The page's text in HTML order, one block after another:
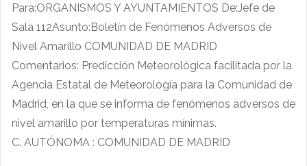
Para:ORGANISMOS Y AYUNTAMIENTOS De:Jefe de
Sala 112Asunto:Boletín de Fenómenos Adversos de
Nivel Amarillo COMUNIDAD DE MADRID
Comentarios: Predicción Meteorológica facilitada por la
Agencia Estatal de Meteorología para la Comunidad de
Madrid, en la que se informa de fenómenos adversos de
nivel amarillo por temperaturas mínimas.
C. AUTÓNOMA : COMUNIDAD DE MADRID